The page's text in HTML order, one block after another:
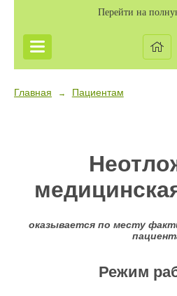
Перейти на
Главная → Пациентам
оказывается по месту
Режим